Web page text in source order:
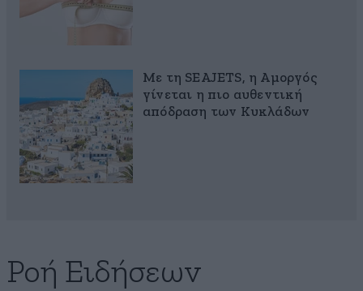
Με τη SEAJETS, η Αμοργός
γίνεται η πιο αυθεντική
απόδραση των Κυκλάδων
Ροή Ειδήσεων